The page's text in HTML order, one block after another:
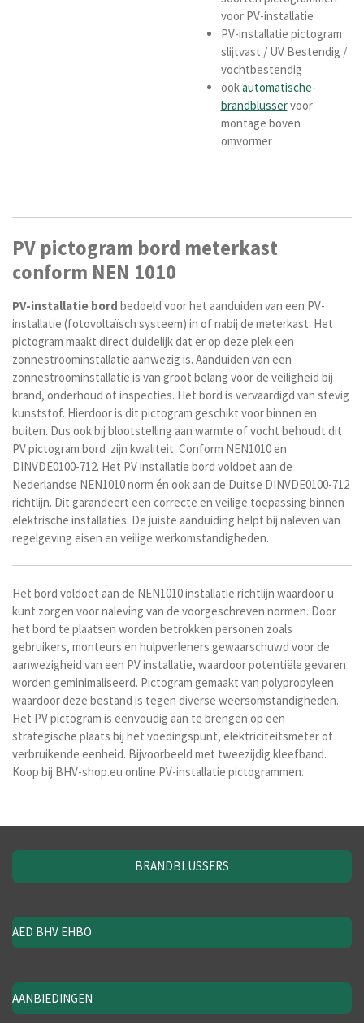
voor PV-installatie
PV-installatie pictogram
slijtvast / UV Bestendig /
vochtbestendig
ookautomatische-
brandblusservoor
montage boven
omvormer
PV pictogram bord meterkast
conform NEN 1010
PV-installatie bord bedoeld voor het aanduiden van een PV-
installatie (fotovoltaïsch systeem) in of nabij de meterkast. Het
pictogram maakt direct duidelijk dat er op deze plek een
zonnestroominstallatie aanwezig is. Aanduiden van een
zonnestroominstallatie is van groot belang voor de veiligheid bij
brand, onderhoud of inspecties. Het bord is vervaardigd van stevig
kunststof. Hierdoor is dit pictogram geschikt voor binnen en
buiten. Dus ook bij blootstelling aan warmte of vocht behoudt dit
PV pictogram bord zijn kwaliteit. Conform NEN1010 en
DINVDE0100-712. Het PV installatie bord voldoet aan de
Nederlandse NEN1010 norm én ook aan de Duitse DINVDE0100-712
richtlijn. Dit garandeert een correcte en veilige toepassing binnen
elektrische installaties. De juiste aanduiding helpt bij naleven van
regelgeving eisen en veilige werkomstandigheden.
Het bord voldoet aan de NEN1010 installatie richtlijn waardoor u
kunt zorgen voor naleving van de voorgeschreven normen. Door
het bord te plaatsen worden betrokken personen zoals
gebruikers, monteurs en hulpverleners gewaarschuwd voor de
aanwezigheid van een PV installatie, waardoor potentiële gevaren
worden geminimaliseerd. Pictogram gemaakt van polypropyleen
waardoor deze bestand is tegen diverse weersomstandigheden.
Het PV pictogram is eenvoudig aan te brengen op een
strategische plaats bij het voedingspunt, elektriciteitsmeter of
verbruikende eenheid. Bijvoorbeeld met tweezijdig kleefband.
Koop bij BHV-shop.eu online PV-installatie pictogrammen.
BRANDBLUSSERS
AED BHV EHBO
AANBIEDINGEN